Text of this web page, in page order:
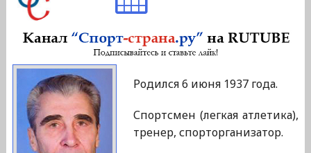
Родился 6 июня 1937 года.
Спортсмен (легкая атлетика),
тренер, спорторганизатор.